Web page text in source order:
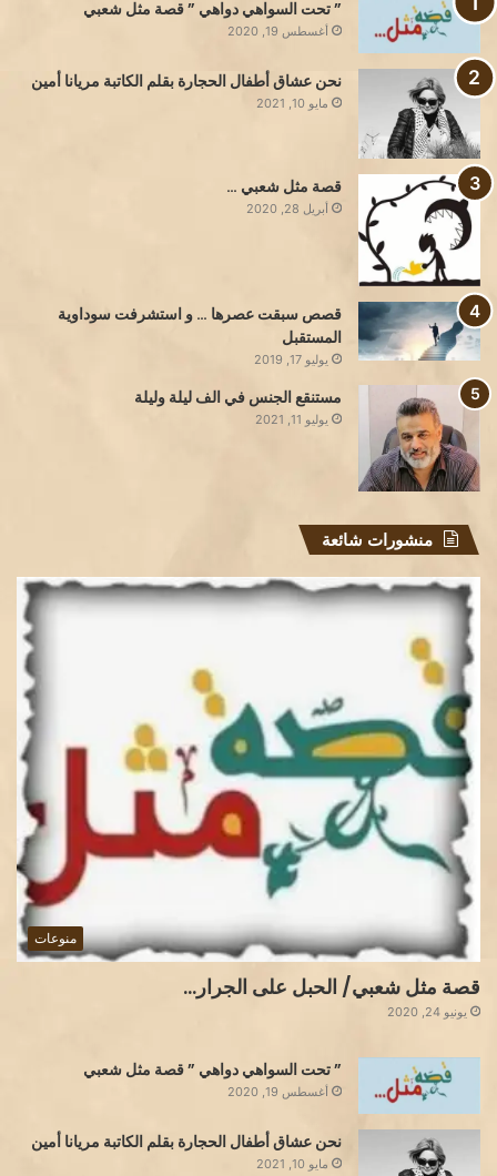
” تحت السواهي دواهي ” قصة مثل شعبي
أغسطس 19, 2020
نحن عشاق أطفال الحجارة بقلم الكاتبة مريانا أمين
مايو 10, 2021
قصة مثل شعبي …
أبريل 28, 2020
قصص سبقت عصرها … و استشرفت سوداوية
المستقبل
يوليو 17, 2019
مستنقع الجنس في الف ليلة وليلة
يوليو 11, 2021
منشورات شائعة
منوعات
قصة مثل شعبي/ الحبل على الجرار…
يونيو 24, 2020
” تحت السواهي دواهي ” قصة مثل شعبي
أغسطس 19, 2020
نحن عشاق أطفال الحجارة بقلم الكاتبة مريانا أمين
مايو 10, 2021